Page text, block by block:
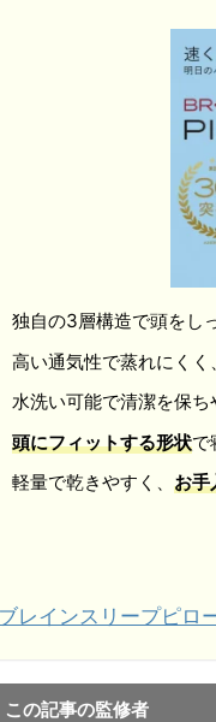
独自の3層構造で頭をし
高い通気性で蒸れにくく
水洗い可能で清潔を保ち
頭にフィットする形状で
軽量で乾きやすく、 お手
ブレインスリープピロ
この記事の監修者